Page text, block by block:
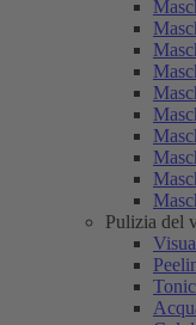
Pulizia del